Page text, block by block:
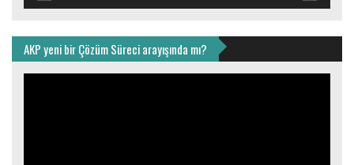
AKP yeni bir Çözüm Süreci arayışında mı?